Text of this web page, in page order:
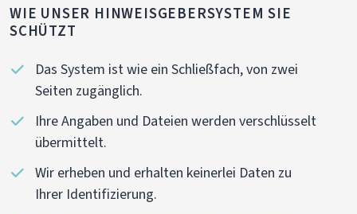
WIE UNSER HINWEISGEBERSYSTEM SIE
SCHÜTZT
Das System ist wie ein Schließfach, von zwei
Seiten zugänglich.
Ihre Angaben und Dateien werden verschlüsselt
übermittelt.
Wir erheben und erhalten keinerlei Daten zu
Ihrer Identifizierung.